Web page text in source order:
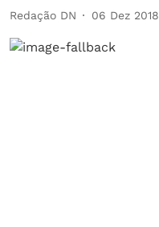
Redação DN 06 Dez 2018